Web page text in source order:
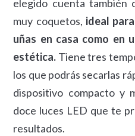
elegido cuenta también
muy coquetos, ideal
uñas en casa como en
estética. Tiene tres
los que podrás secarlas
dispositivo compacto y
doce luces LED que te
resultados.